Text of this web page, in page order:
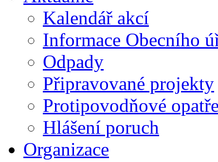
Kalendář akcí
Informace Obecního
Odpady
Připravované projekty
Protipovodňové
Hlášení poruch
Organizace